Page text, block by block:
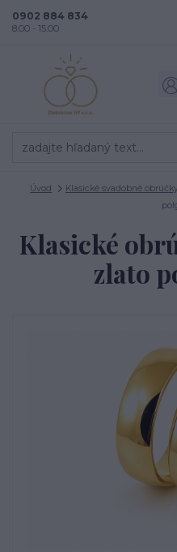
0902 884 834
8.00 - 15.00
Úvod Klasické svadobné obrúčky
Klasické
zlato